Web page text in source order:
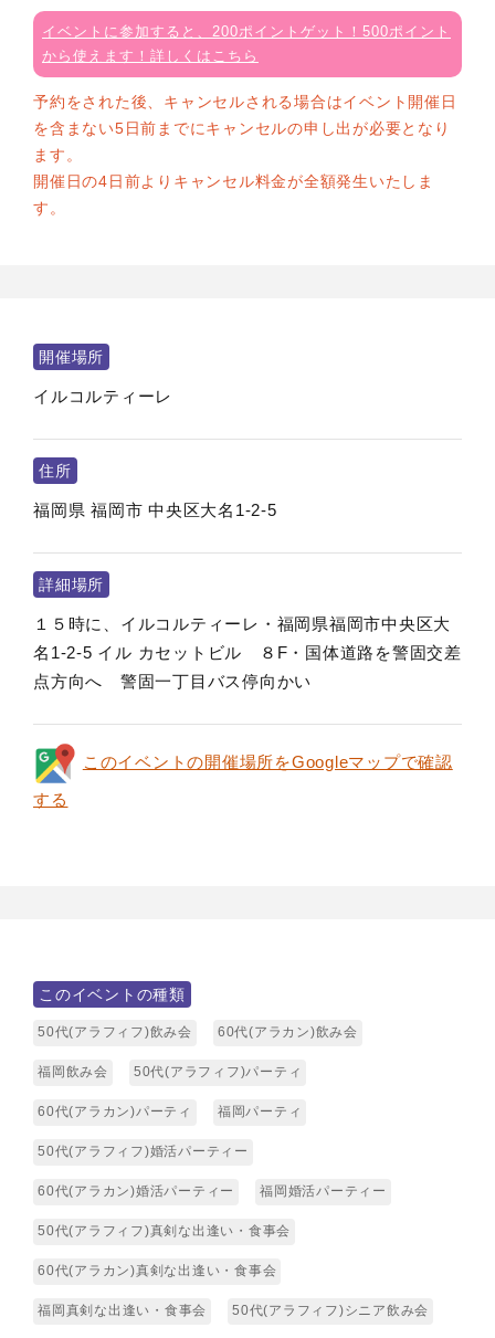
イベントに参加すると、200ポイントゲット！500ポイント
から使えます！詳しくはこちら
予約をされた後、キャンセルされる場合はイベント開催日
を含まない5日前までにキャンセルの申し出が必要となり
ます。
開催日の4日前よりキャンセル料金が全額発生いたしま
す。
開催場所
イルコルティーレ
住所
福岡県 福岡市 中央区大名1-2-5
詳細場所
１５時に、イルコルティーレ・福岡県福岡市中央区大
名1-2-5 イル カセットビル ８F・国体道路を警固交差
点方向へ 警固一丁目バス停向かい
このイベントの開催場所をGoogleマップで確認
する
このイベントの種類
50代(アラフィフ)飲み会 60代(アラカン)飲み会
福岡飲み会 50代(アラフィフ)パーティ
60代(アラカン)パーティ 福岡パーティ
50代(アラフィフ)婚活パーティー
60代(アラカン)婚活パーティー 福岡婚活パーティー
50代(アラフィフ)真剣な出逢い・食事会
60代(アラカン)真剣な出逢い・食事会
福岡真剣な出逢い・食事会 50代(アラフィフ)シニア飲み会